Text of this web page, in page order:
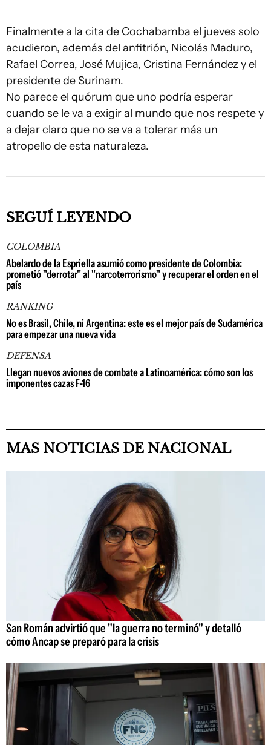
Finalmente a la cita de Cochabamba el jueves solo
acudieron, además del anfitrión, Nicolás Maduro,
Rafael Correa, José Mujica, Cristina Fernández y el
presidente de Surinam.
No parece el quórum que uno podría esperar
cuando se le va a exigir al mundo que nos respete y
a dejar claro que no se va a tolerar más un
atropello de esta naturaleza.
SEGUÍ LEYENDO
COLOMBIA
Abelardo de la Espriella asumió como presidente de Colombia:
prometió "derrotar" al "narcoterrorismo" y recuperar el orden en el
país
RANKING
No es Brasil, Chile, ni Argentina: este es el mejor país de Sudamérica
para empezar una nueva vida
DEFENSA
Llegan nuevos aviones de combate a Latinoamérica: cómo son los
imponentes cazas F-16
MAS NOTICIAS DE NACIONAL
San Román advirtió que "la guerra no terminó" y detalló
cómo Ancap se preparó para la crisis